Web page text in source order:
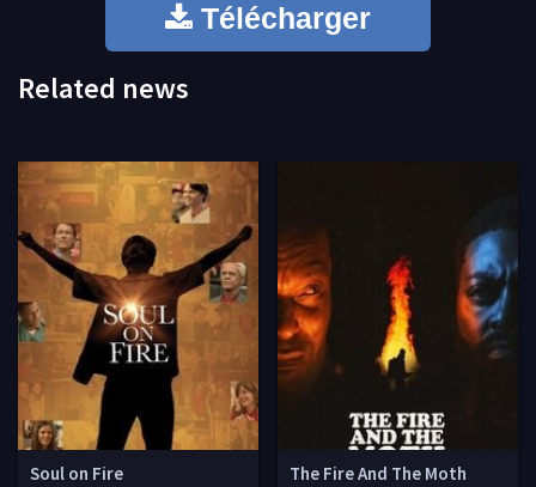
Télécharger
Related news
Soul on Fire The Fire And The Moth